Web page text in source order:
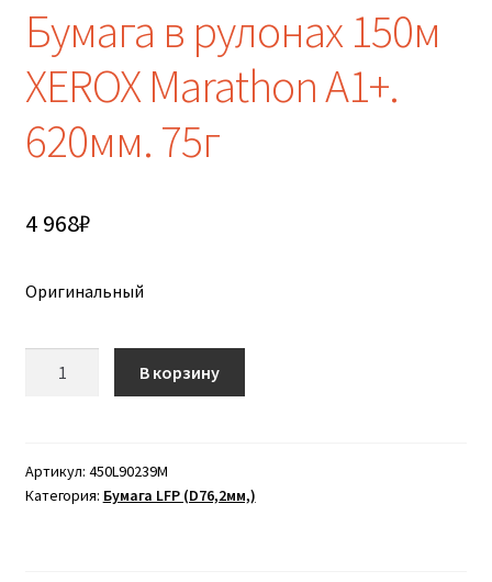
Бумага в рулонах 150м
XEROX Marathon A1+.
620мм. 75г
4 968₽
Оригинальный
рулонах
150м
В корзину
Артикул: 450L90239M
Категория: Бумага LFP (D76,2мм,)